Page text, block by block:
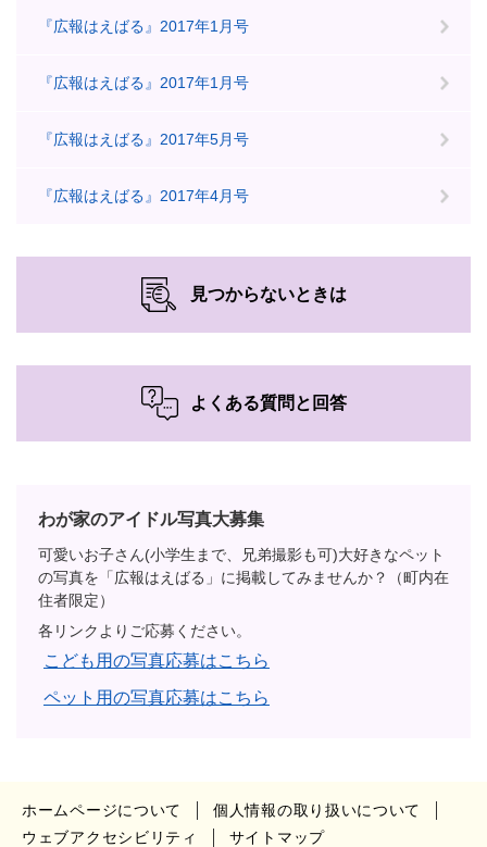
『広報はえばる』2017年1月号
『広報はえばる』2017年1月号
『広報はえばる』2017年5月号
『広報はえばる』2017年4月号
見つからないときは
よくある質問と回答
わが家のアイドル写真大募集
可愛いお子さん(小学生まで、兄弟撮影も可)大好きなペット
の写真を「広報はえばる」に掲載してみませんか？（町内在
住者限定）
各リンクよりご応募ください。
こども用の写真応募はこちら
ペット用の写真応募はこちら
ホームページについて
個人情報の取り扱いについて
ウェブアクセシビリティ
サイトマップ